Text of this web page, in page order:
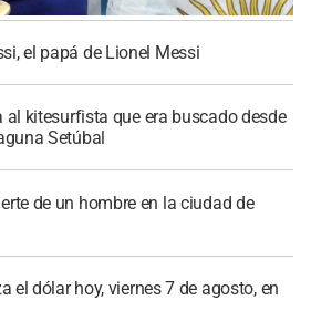
el papá de Lionel Messi
al kitesurfista que era buscado desde
Setúbal
de un hombre en la ciudad de
el dólar hoy, viernes 7 de agosto, en